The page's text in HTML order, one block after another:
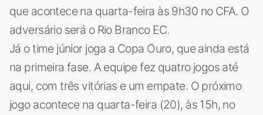
que acontece na quarta-feira às 9h30 no CFA. O
adversário será o Rio Branco EC.
Já o time júnior joga a Copa Ouro, que ainda está
na primeira fase. A equipe fez quatro jogos até
aqui, com três vitórias e um empate. O próximo
jogo acontece na quarta-feira (20), às 15h, no